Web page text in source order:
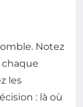
Notez
les
: là où